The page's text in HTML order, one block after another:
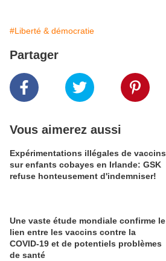
#Liberté & démocratie
Partager
Vous aimerez aussi
Expérimentations illégales de vaccins
sur enfants cobayes en Irlande: GSK
refuse honteusement d'indemniser!
Une vaste étude mondiale confirme le
lien entre les vaccins contre la
COVID-19 et de potentiels problèmes
de santé